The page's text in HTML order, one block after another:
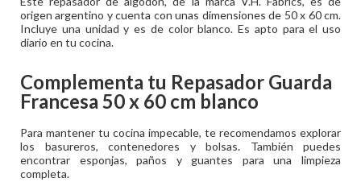
origen argentino y cuenta con unas dimensiones de 50 x 60 cm.
Incluye una unidad y es de color blanco. Es apto para el uso
diario en tu cocina.
Complementa tu Repasador Guarda
Francesa 50 x 60 cm blanco
Para mantener tu cocina impecable, te recomendamos explorar
los basureros, contenedores y bolsas. También puedes
encontrar esponjas, paños y guantes para una limpieza
completa.